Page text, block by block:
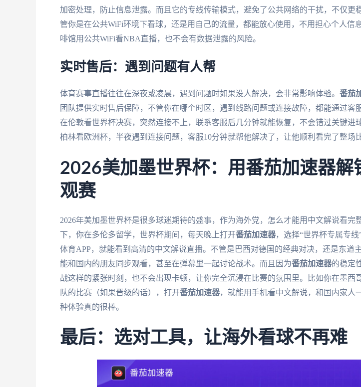
加密处理，防止信息泄露。而且它的专线传输模式，避免了公共网络的干扰，不仅更
管你是在公共WiFi环境下看球，还是用自己的流量，都能放心使用，不用担心个人信
啡馆用公共WiFi看NBA直播，也不会有数据泄露的风险。
实时售后：遇到问题有人帮
体育赛事直播往往在深夜或凌晨，遇到问题时如果没人解决，会非常影响体验。 番茄
团队提供实时售后保障，不管你在哪个时区，遇到线路问题或连接故障，都能通过客
在伦敦看世界杯决赛，突然连接不上，联系客服后几分钟就能恢复，不会错过关键进
柏林看欧洲杯，半夜遇到连接问题，客服10分钟就帮他解决了，让他顺利看完了整场
2026美加墨世界杯：用番茄加速器解
观赛
2026年美加墨世界杯是很多球迷期待的盛事，作为海外党，怎么才能用中文解说看完
下，你在多伦多留学，世界杯期间，每天晚上打开番茄加速器，选择“世界杯专属专
体育APP，就能看到高清的中文解说直播。不管是巴西对德国的经典对决，还是东道
能和国内的朋友同步观看，甚至在弹幕里一起讨论战术。而且因为番茄加速器的稳定
战这样的紧张时刻，也不会出现卡顿，让你完全沉浸在比赛的氛围里。比如你在墨西
队的比赛（如果晋级的话），打开番茄加速器，就能用手机看中文解说，和国内家人
种体验真的很棒。
最后：选对工具，让海外看球不再难